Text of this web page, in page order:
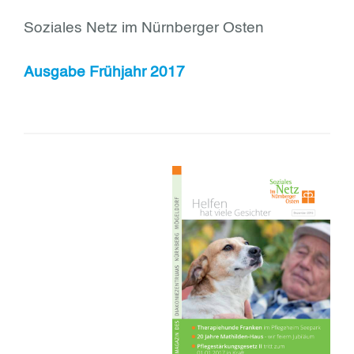
Soziales Netz im Nürnberger Osten
Ausgabe Frühjahr 2017